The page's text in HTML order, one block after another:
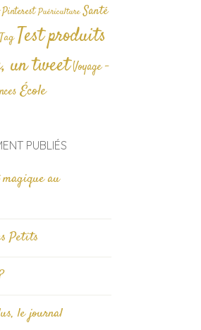
Pinterest Puériculture Santé
TagTest produits
un tweetVoyage -
École
PUBLIÉS
au
Petits
le journal